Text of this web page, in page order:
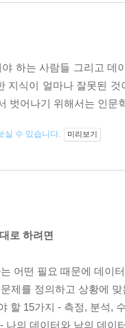
하는 사람들 그리고 데
지식이 얼마나 잘못된
벗어나기 위해서는 인
실 수 있습니다. 미리보기
로 하려면
어떤 필요 때문에 데이
제를 정의하고 상황에
할 15가지 - 측정, 분석,
나의 데이터와 남의 데이